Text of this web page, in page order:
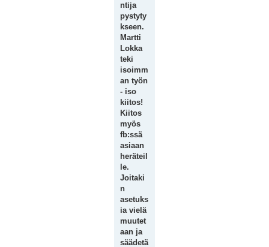
ntija
pystyty
kseen.
Martti
Lokka
teki
isoimm
an työn
- iso
kiitos!
Kiitos
myös
fb:ssä
asiaan
heräteil
le.
Joitaki
n
asetuks
ia vielä
muutet
aan ja
säädetä